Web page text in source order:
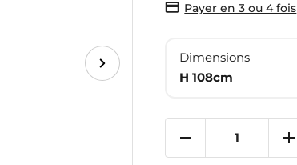
Payer en 3 ou 4 fois
Dimensions
H 108cm